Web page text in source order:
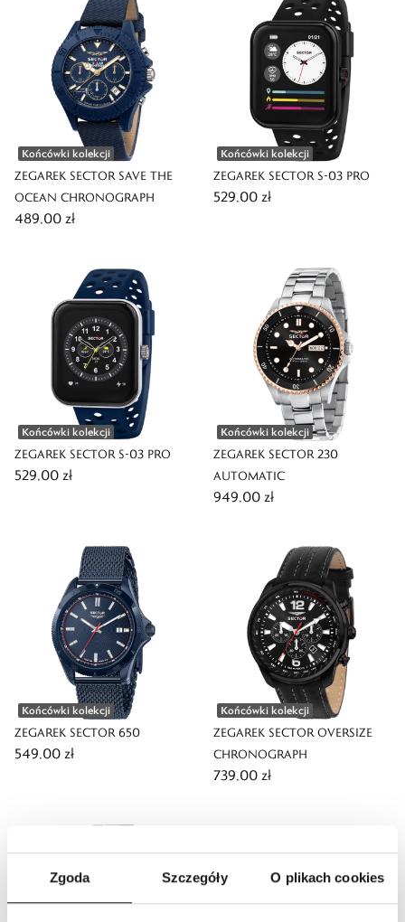
Zgoda Szczegóły O plikach cookies
Końcówki kolekcji
ZEGAREK SECTOR SAVE THE
OCEAN CHRONOGRAPH
489,00 zł
Końcówki kolekcji
ZEGAREK SECTOR S-03 PRO
529,00 zł
Końcówki kolekcji
ZEGAREK SECTOR S-03 PRO
529,00 zł
Końcówki kolekcji
ZEGAREK SECTOR 230
AUTOMATIC
949,00 zł
Końcówki kolekcji
ZEGAREK SECTOR 650
549,00 zł
Końcówki kolekcji
ZEGAREK SECTOR OVERSIZE
CHRONOGRAPH
739,00 zł